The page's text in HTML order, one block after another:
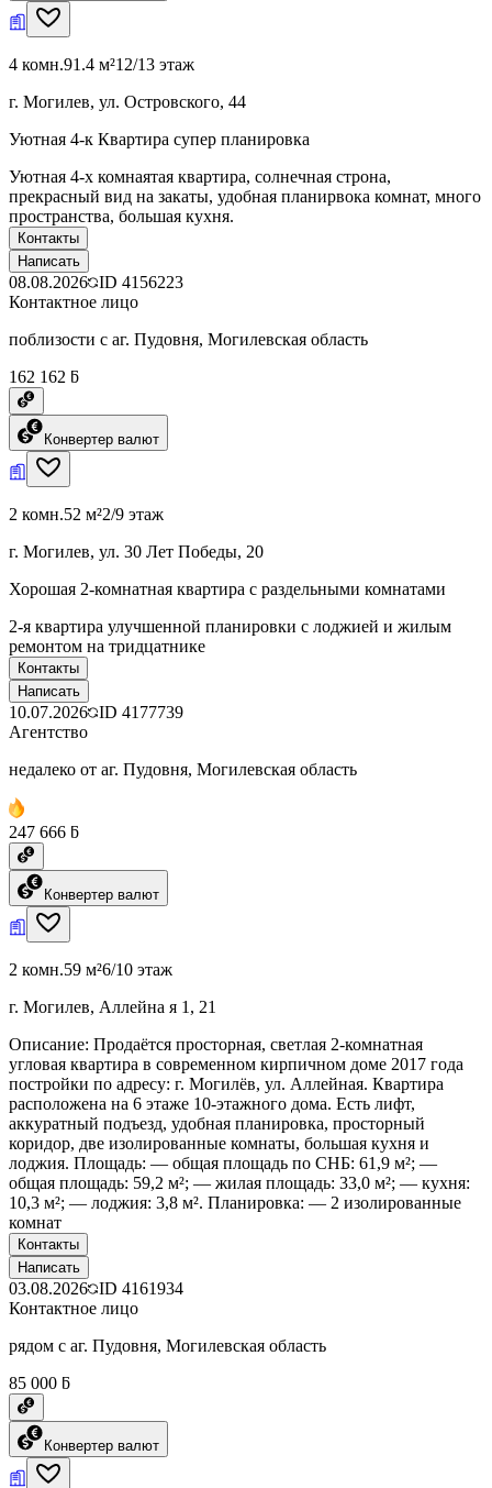
4 комн.91.4 м²12/13 этаж
г. Могилев, ул. Островского, 44
Уютная 4-к Квартира супер планировка
Уютная 4-х комнаятая квартира, солнечная строна,
прекрасный вид на закаты, удобная планирвока комнат, много
пространства, большая кухня.
Контакты
Написать
08.08.2026 ID 4156223
Контактное лицо
поблизости с аг. Пудовня, Могилевская область
162 162 ƃ
Конвертер валют
2 комн.52 м²2/9 этаж
г. Могилев, ул. 30 Лет Победы, 20
Хорошая 2-комнатная квартира с раздельными комнатами
2-я квартира улучшенной планировки с лоджией и жилым
ремонтом на тридцатнике
Контакты
Написать
10.07.2026 ID 4177739
Агентство
недалеко от аг. Пудовня, Могилевская область
247 666 ƃ
Конвертер валют
2 комн.59 м²6/10 этаж
г. Могилев, Аллейна я 1, 21
Описание: Продаётся просторная, светлая 2-комнатная
угловая квартира в современном кирпичном доме 2017 года
постройки по адресу: г. Могилёв, ул. Аллейная. Квартира
расположена на 6 этаже 10-этажного дома. Есть лифт,
аккуратный подъезд, удобная планировка, просторный
коридор, две изолированные комнаты, большая кухня и
лоджия. Площадь: — общая площадь по СНБ: 61,9 м²; —
общая площадь: 59,2 м²; — жилая площадь: 33,0 м²; — кухня:
10,3 м²; — лоджия: 3,8 м². Планировка: — 2 изолированные
комнат
Контакты
Написать
03.08.2026 ID 4161934
Контактное лицо
рядом с аг. Пудовня, Могилевская область
85 000 ƃ
Конвертер валют